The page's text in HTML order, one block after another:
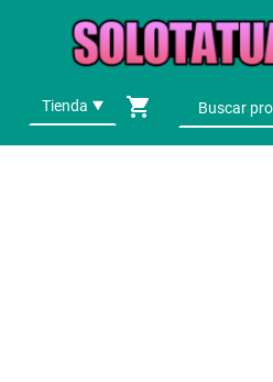
Tienda